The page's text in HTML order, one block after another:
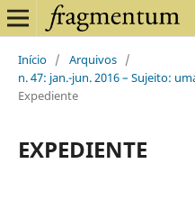
Início / Arquivos /
n. 47: jan.-jun. 2016 – Sujeito:
Expediente
EXPEDIENTE